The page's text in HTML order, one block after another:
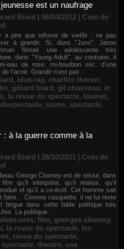
est un naufrage
Biard | 06/04/2012 | Coin de
a pire que refuser de vieillir : ne pas
à grandir. Si, dans "Juno", Jason
filmait une adolescente très
dans "Young Adult", au contraire, il
eau de rose, mi-bourbon sec, d’une
l’acné. Grandir n’est pas...
, blue-ray, charlize theron,
, gérard biard, gil chauveau, in
, la revue du spectacle, louinet,
, scene, spectacle,
: à la guerre comme à la
Biard | 26/10/2011 | Coin de
George Clooney est de retour, dans
qu’il interprète, qu’il réalise, qu’il
et qu’il a co-écrit. Cet homme sait
faire… Comme casquette, il ne lui reste
brigue dans cette fable politique très
La politique...
états-unis, film, georges clooney,
, la revue du spectacle, les
, revue du spectacle,
spectacle, theatre, usa